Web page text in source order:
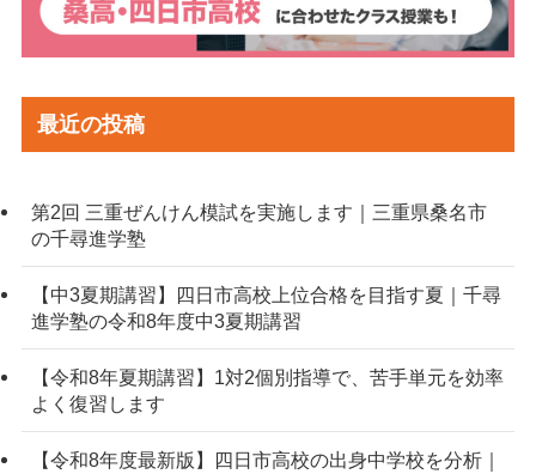
最近の投稿
第2回 三重ぜんけん模試を実施します｜三重県桑名市
の千尋進学塾
【中3夏期講習】四日市高校上位合格を目指す夏｜千尋
進学塾の令和8年度中3夏期講習
【令和8年夏期講習】1対2個別指導で、苦手単元を効率
よく復習します
【令和8年度最新版】四日市高校の出身中学校を分析｜